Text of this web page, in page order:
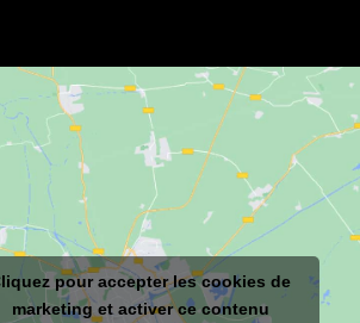
pour accepter les cookies de
marketing et activer ce contenu